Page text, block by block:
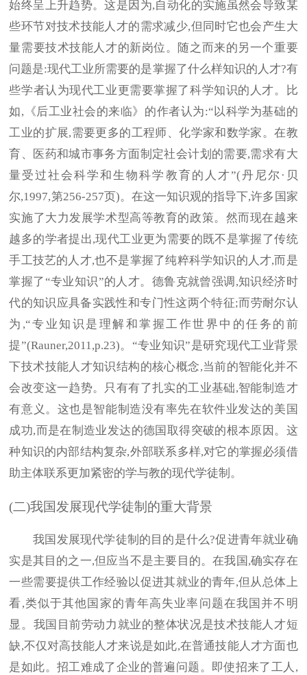
始终呈上升趋势。这是因为,自动化的实施虽然会导致某
些环节对技术技能人才的需求减少,但同时它也会产生大
量需要技术技能人才的新岗位。随之而来的另一个重要
问题是:现代工业所需要的是掌握了什么样知识的人才?有
些学者认为现代工业更需要掌握了科学知识的人才。比
如,《后工业社会的来临》的作者认为:“以科学为基础的
工业的扩展,需要更多的工程师、化学家和数学家。在教
育、医药和城市事务方面制定社会计划的需要,需求有大
量受过社会科学和生物科学教育的人才”(丹尼尔·贝
尔,1997,第256-257页)。在这一知识观的指导下,许多国家
实施了大力发展学术型高等教育的政策。然而现在越来
越多的学者提出,现代工业更为需要的既不是掌握了传统
手工技艺的人才,也不是掌握了纯粹科学知识的人才,而是
掌握了“专业知识”的人才。德鲁克就曾强调,知识经济时
代的知识应具备实践性和专门性这两个特征;而劳耐尔认
为,“专业知识是理解和掌握工作世界中的任务的前
提”(Rauner,2011,p.23)。“专业知识”是研究现代工业背景
下技术技能人才知识结构的核心概念,当前的智能化并不
会改变这一趋势。只有有了扎实的工业基础,智能制造才
有意义。这也是智能制造没有率先在软件业发达的美国
成功,而是在制造业发达的德国取得突破的根本原因。这
种知识的内部结构复杂,外部联系多样,对它的掌握必须借
助主体联系更加紧密的学与教的现代学徒制。
(二)我国发展现代学徒制的重大背景
我国发展现代学徒制的目的是什么?促进青年就业确
实是其目的之一,但应当不是主要目的。在我国,确实存在
一些需要提供工作经验以促进其就业的青年,但从总体上
看,类似于其他国家的青年高失业率问题在我国并不明
显。我国目前劳动力就业的整体状况是技术技能人才短
缺,不仅对高技能人才来说是如此,在普通技能人才方面也
是如此。招工难成了企业的普遍问题。即使招来了工人,